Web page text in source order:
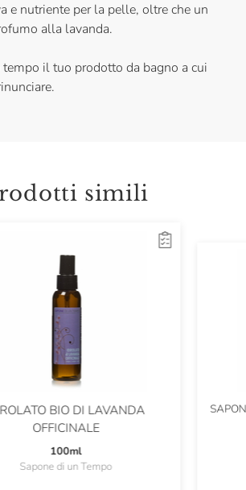
e nutriente per la pelle, oltre che un
alla lavanda.
il tuo prodotto da bagno a cui
simili
BIO DI LAVANDA
OFFICINALE
100ml
Sapone di un Tempo